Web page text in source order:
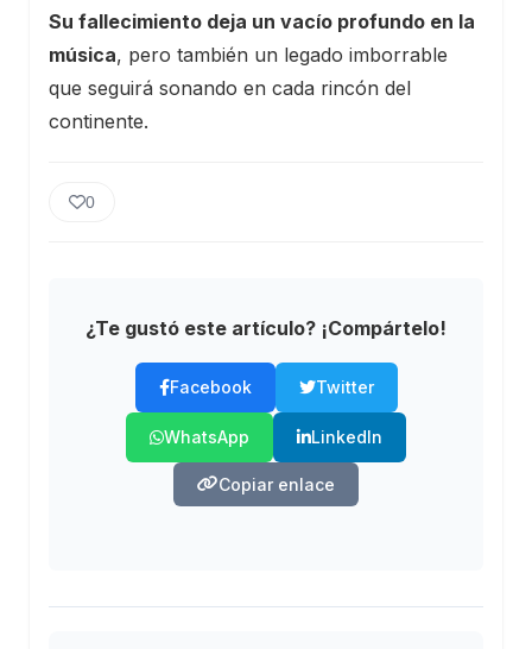
Su fallecimiento deja un vacío profundo en la
música, pero también un legado imborrable
que seguirá sonando en cada rincón del
continente.
0
¿Te gustó este artículo? ¡Compártelo!
Facebook Twitter
WhatsApp LinkedIn
Copiar enlace